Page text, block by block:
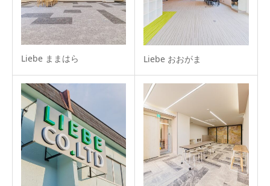
Liebe ままはら Liebe おおがま